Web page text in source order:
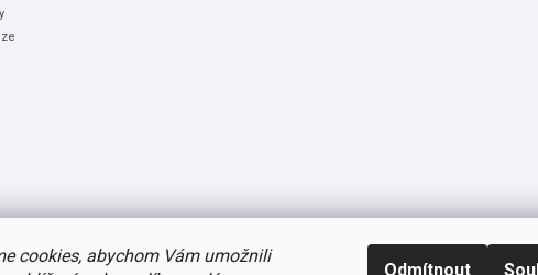
cookies, abychom Vám umožnili
Odmítnout